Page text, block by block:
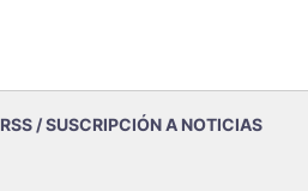
RSS / SUSCRIPCIÓN A NOTICIAS